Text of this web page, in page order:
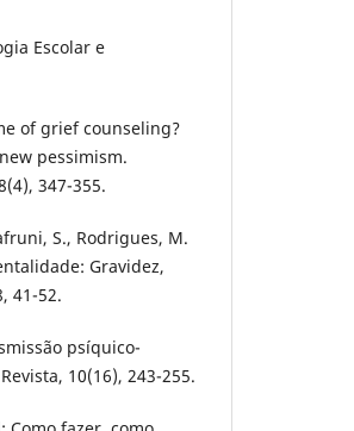
Escolar e
of grief counseling?
pessimism.
347-355.
S., Rodrigues, M.
Gravidez,
41-52.
psíquico-
10(16), 243-255.